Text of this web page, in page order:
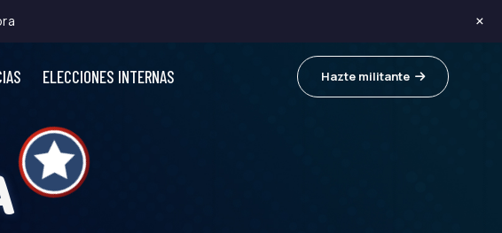
×
ELECCIONES INTERNAS Hazte militante